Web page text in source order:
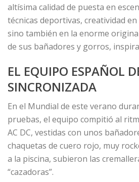
altísima calidad de puesta en
técnicas deportivas, creatividad
sino también en la enorme
de sus bañadores y gorros,
EL EQUIPO ESPAÑOL
SINCRONIZADA
En el Mundial de este verano
pruebas, el equipo compitió al
AC DC, vestidas con unos
chaquetas de cuero rojo, muy
a la piscina, subieron las
“cazadoras”.